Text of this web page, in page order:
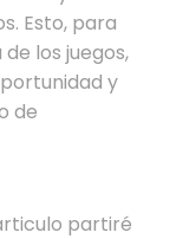
Esto, para
los juegos,
y
de
partiré